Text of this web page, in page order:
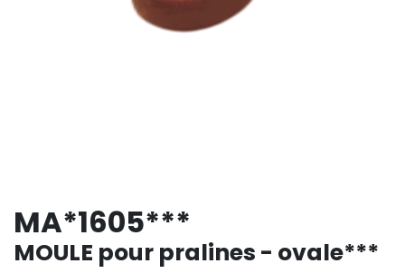
MA*1605***
MOULE pour pralines - ovale***